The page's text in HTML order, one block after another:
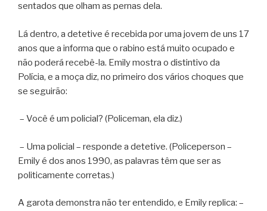
sentados que olham as pernas dela.
Lá dentro, a detetive é recebida por uma jovem de uns 17
anos que a informa que o rabino está muito ocupado e
não poderá recebê-la. Emily mostra o distintivo da
Polícia, e a moça diz, no primeiro dos vários choques que
se seguirão:
– Você é um policial? (Policeman, ela diz.)
– Uma policial – responde a detetive. (Policeperson –
Emily é dos anos 1990, as palavras têm que ser as
politicamente corretas.)
A garota demonstra não ter entendido, e Emily replica: –